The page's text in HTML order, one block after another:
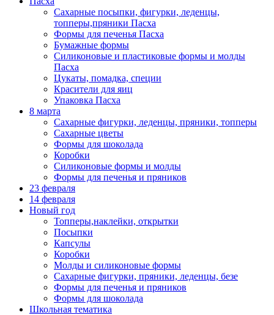
Сахарные посыпки, фигурки, леденцы,
топперы,пряники Пасха
Формы для печенья Пасха
Бумажные формы
Силиконовые и пластиковые формы и молды
Пасха
Цукаты, помадка, специи
Красители для яиц
Упаковка Пасха
8 марта
Сахарные фигурки, леденцы, пряники, топперы
Сахарные цветы
Формы для шоколада
Коробки
Силиконовые формы и молды
Формы для печенья и пряников
23 февраля
14 февраля
Новый год
Топперы,наклейки, открытки
Посыпки
Капсулы
Коробки
Молды и силиконовые формы
Сахарные фигурки, пряники, леденцы, безе
Формы для печенья и пряников
Формы для шоколада
Школьная тематика